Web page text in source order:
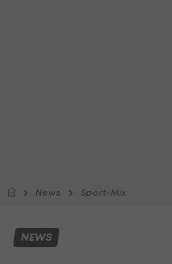
News Sport-Mix
NEWS